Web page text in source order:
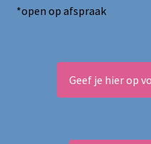
*open op afspraak
Geef je hier op